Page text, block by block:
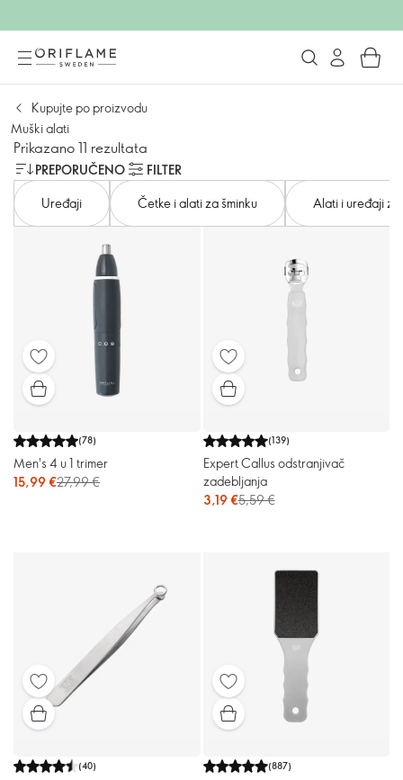
Kupujte po proizvodu
Muški alati
Prikazano 11 rezultata
PREPORUČENO
FILTER
Uređaji
Četke i alati za šminku Alati i uređaji
(78)
Men's 4 u 1 trimer
15,99 €27,99 €
(139)
Expert Callus odstranjivač
zadebljanja
3,19 €5,59 €
(40) (887)